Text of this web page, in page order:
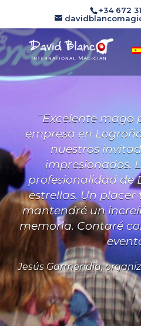
+34 672
¨Excelente mago
empresa en
nuestros
impresionados.
profesionalidad de
estrellas. Un
mantendré un
memoria. Contaré
Jesús Garmendia,